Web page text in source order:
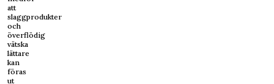
att
slaggprodukter
och
överflödig
vätska
lättare
kan
föras
ut